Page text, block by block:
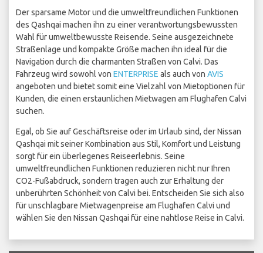
Der sparsame Motor und die umweltfreundlichen Funktionen
des Qashqai machen ihn zu einer verantwortungsbewussten
Wahl für umweltbewusste Reisende. Seine ausgezeichnete
Straßenlage und kompakte Größe machen ihn ideal für die
Navigation durch die charmanten Straßen von Calvi. Das
Fahrzeug wird sowohl von ENTERPRISE als auch von AVIS
angeboten und bietet somit eine Vielzahl von Mietoptionen für
Kunden, die einen erstaunlichen Mietwagen am Flughafen Calvi
suchen.
Egal, ob Sie auf Geschäftsreise oder im Urlaub sind, der Nissan
Qashqai mit seiner Kombination aus Stil, Komfort und Leistung
sorgt für ein überlegenes Reiseerlebnis. Seine
umweltfreundlichen Funktionen reduzieren nicht nur Ihren
CO2-Fußabdruck, sondern tragen auch zur Erhaltung der
unberührten Schönheit von Calvi bei. Entscheiden Sie sich also
für unschlagbare Mietwagenpreise am Flughafen Calvi und
wählen Sie den Nissan Qashqai für eine nahtlose Reise in Calvi.